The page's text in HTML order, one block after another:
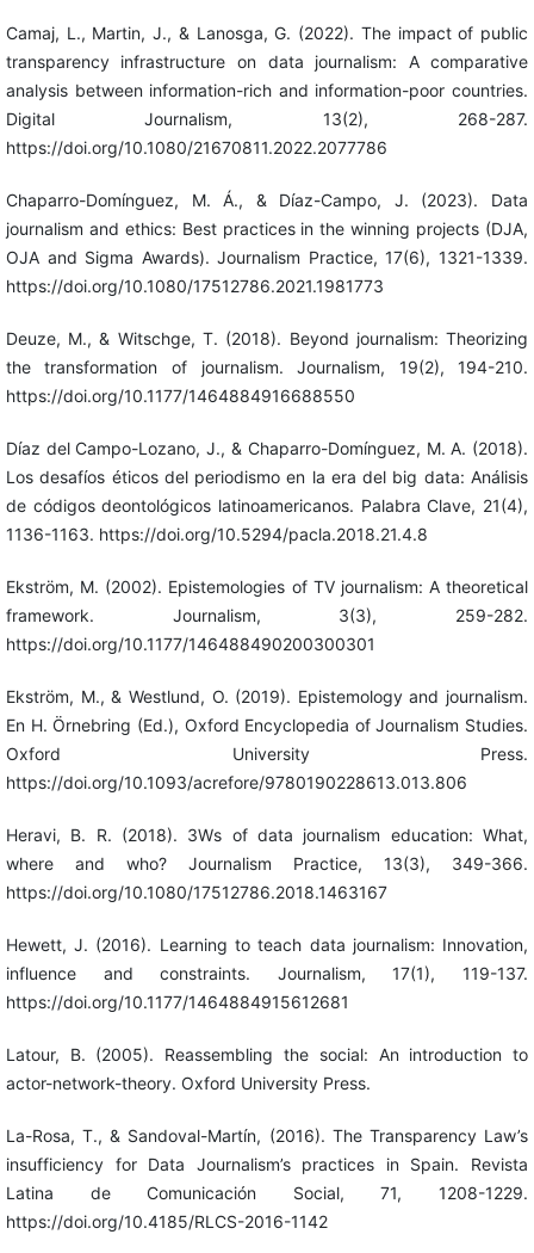
Camaj, L., Martin, J., & Lanosga, G. (2022). The impact of public
transparency infrastructure on data journalism: A comparative
analysis between information-rich and information-poor countries.
Digital Journalism, 13(2), 268-287.
https://doi.org/10.1080/21670811.2022.2077786
Chaparro-Domínguez, M. Á., & Díaz-Campo, J. (2023). Data
journalism and ethics: Best practices in the winning projects (DJA,
OJA and Sigma Awards). Journalism Practice, 17(6), 1321-1339.
https://doi.org/10.1080/17512786.2021.1981773
Deuze, M., & Witschge, T. (2018). Beyond journalism: Theorizing
the transformation of journalism. Journalism, 19(2), 194-210.
https://doi.org/10.1177/1464884916688550
Díaz del Campo-Lozano, J., & Chaparro-Domínguez, M. A. (2018).
Los desafíos éticos del periodismo en la era del big data: Análisis
de códigos deontológicos latinoamericanos. Palabra Clave, 21(4),
1136-1163. https://doi.org/10.5294/pacla.2018.21.4.8
Ekström, M. (2002). Epistemologies of TV journalism: A theoretical
framework. Journalism, 3(3), 259-282.
https://doi.org/10.1177/146488490200300301
Ekström, M., & Westlund, O. (2019). Epistemology and journalism.
En H. Örnebring (Ed.), Oxford Encyclopedia of Journalism Studies.
Oxford University Press.
https://doi.org/10.1093/acrefore/9780190228613.013.806
Heravi, B. R. (2018). 3Ws of data journalism education: What,
where and who? Journalism Practice, 13(3), 349-366.
https://doi.org/10.1080/17512786.2018.1463167
Hewett, J. (2016). Learning to teach data journalism: Innovation,
influence and constraints. Journalism, 17(1), 119-137.
https://doi.org/10.1177/1464884915612681
Latour, B. (2005). Reassembling the social: An introduction to
actor-network-theory. Oxford University Press.
La-Rosa, T., & Sandoval-Martín, (2016). The Transparency Law’s
insufficiency for Data Journalism’s practices in Spain. Revista
Latina de Comunicación Social, 71, 1208-1229.
https://doi.org/10.4185/RLCS-2016-1142